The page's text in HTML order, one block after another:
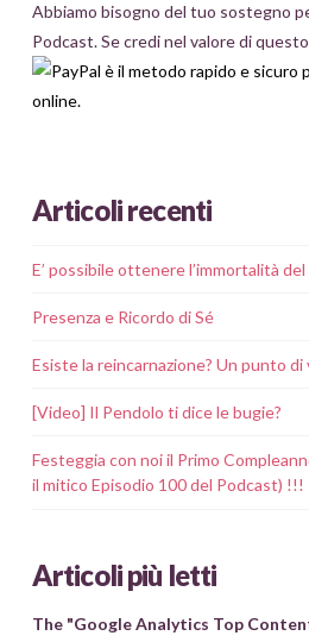
Abbiamo bisogno del tuo sostegno
Podcast. Se credi nel valore di
Articoli recenti
E’ possibile ottenere l’immortalità
Presenza e Ricordo di Sé
Esiste la reincarnazione? Un punto
[Video] Il Pendolo ti dice le bugie?
Festeggia con noi il Primo
il mitico Episodio 100 del Podcast) !!!
Articoli più letti
The "Google Analytics Top